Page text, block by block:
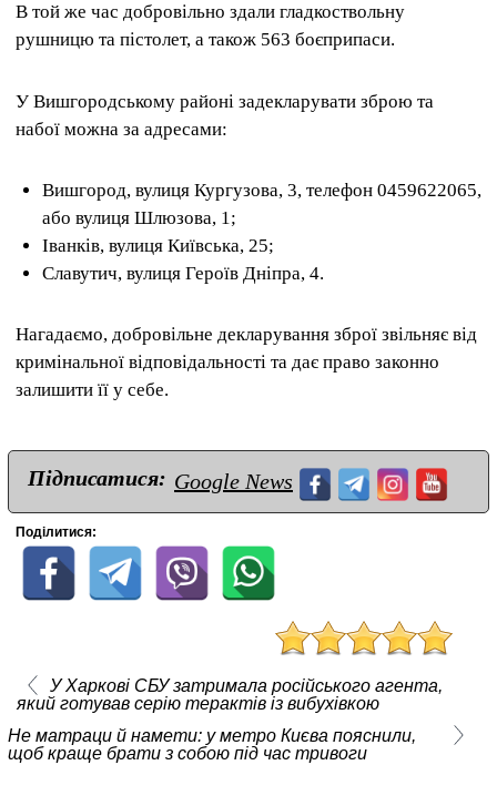
В той же час добровільно здали гладкоствольну
рушницю та пістолет, а також 563 боєприпаси.
У Вишгородському районі задекларувати зброю та
набої можна за адресами:
Вишгород, вулиця Кургузова, 3, телефон 0459622065,
або вулиця Шлюзова, 1;
Іванків, вулиця Київська, 25;
Славутич, вулиця Героїв Дніпра, 4.
Нагадаємо, добровільне декларування зброї звільняє від
кримінальної відповідальності та дає право законно
залишити її у себе.
Підписатися: Google News
Поділитися:
У Харкові СБУ затримала російського агента,
який готував серію терактів із вибухівкою
Не матраци й намети: у метро Києва пояснили,
щоб краще брати з собою під час тривоги